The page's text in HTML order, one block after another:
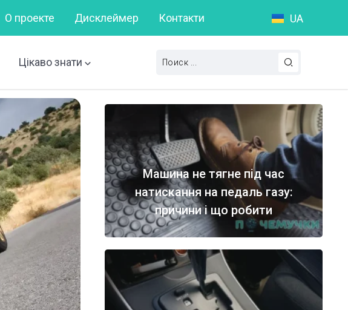
– це як? Що таке пунктуаційна помилка? Слова на букву А:
О проекте Дисклеймер Контакти UA
Цікаво знати
Машина не тягне під час
натискання на педаль газу:
причини і що робити